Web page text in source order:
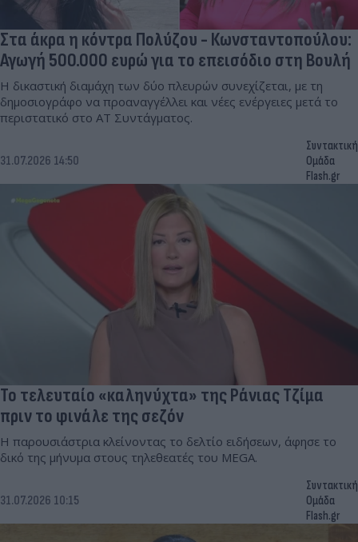
Στα άκρα η κόντρα Πολύζου - Κωνσταντοπούλου:
Αγωγή 500.000 ευρώ για το επεισόδιο στη Βουλή
Η δικαστική διαμάχη των δύο πλευρών συνεχίζεται, με τη
δημοσιογράφο να προαναγγέλλει και νέες ενέργειες μετά το
περιστατικό στο ΑΤ Συντάγματος.
31.07.2026 14:50
Συντακτική
Ομάδα
Flash.gr
Το τελευταίο «καληνύχτα» της Ράνιας Τζίμα
πριν το φινάλε της σεζόν
Η παρουσιάστρια κλείνοντας το δελτίο ειδήσεων, άφησε το
δικό της μήνυμα στους τηλεθεατές του MEGA.
31.07.2026 10:15
Συντακτική
Ομάδα
Flash.gr